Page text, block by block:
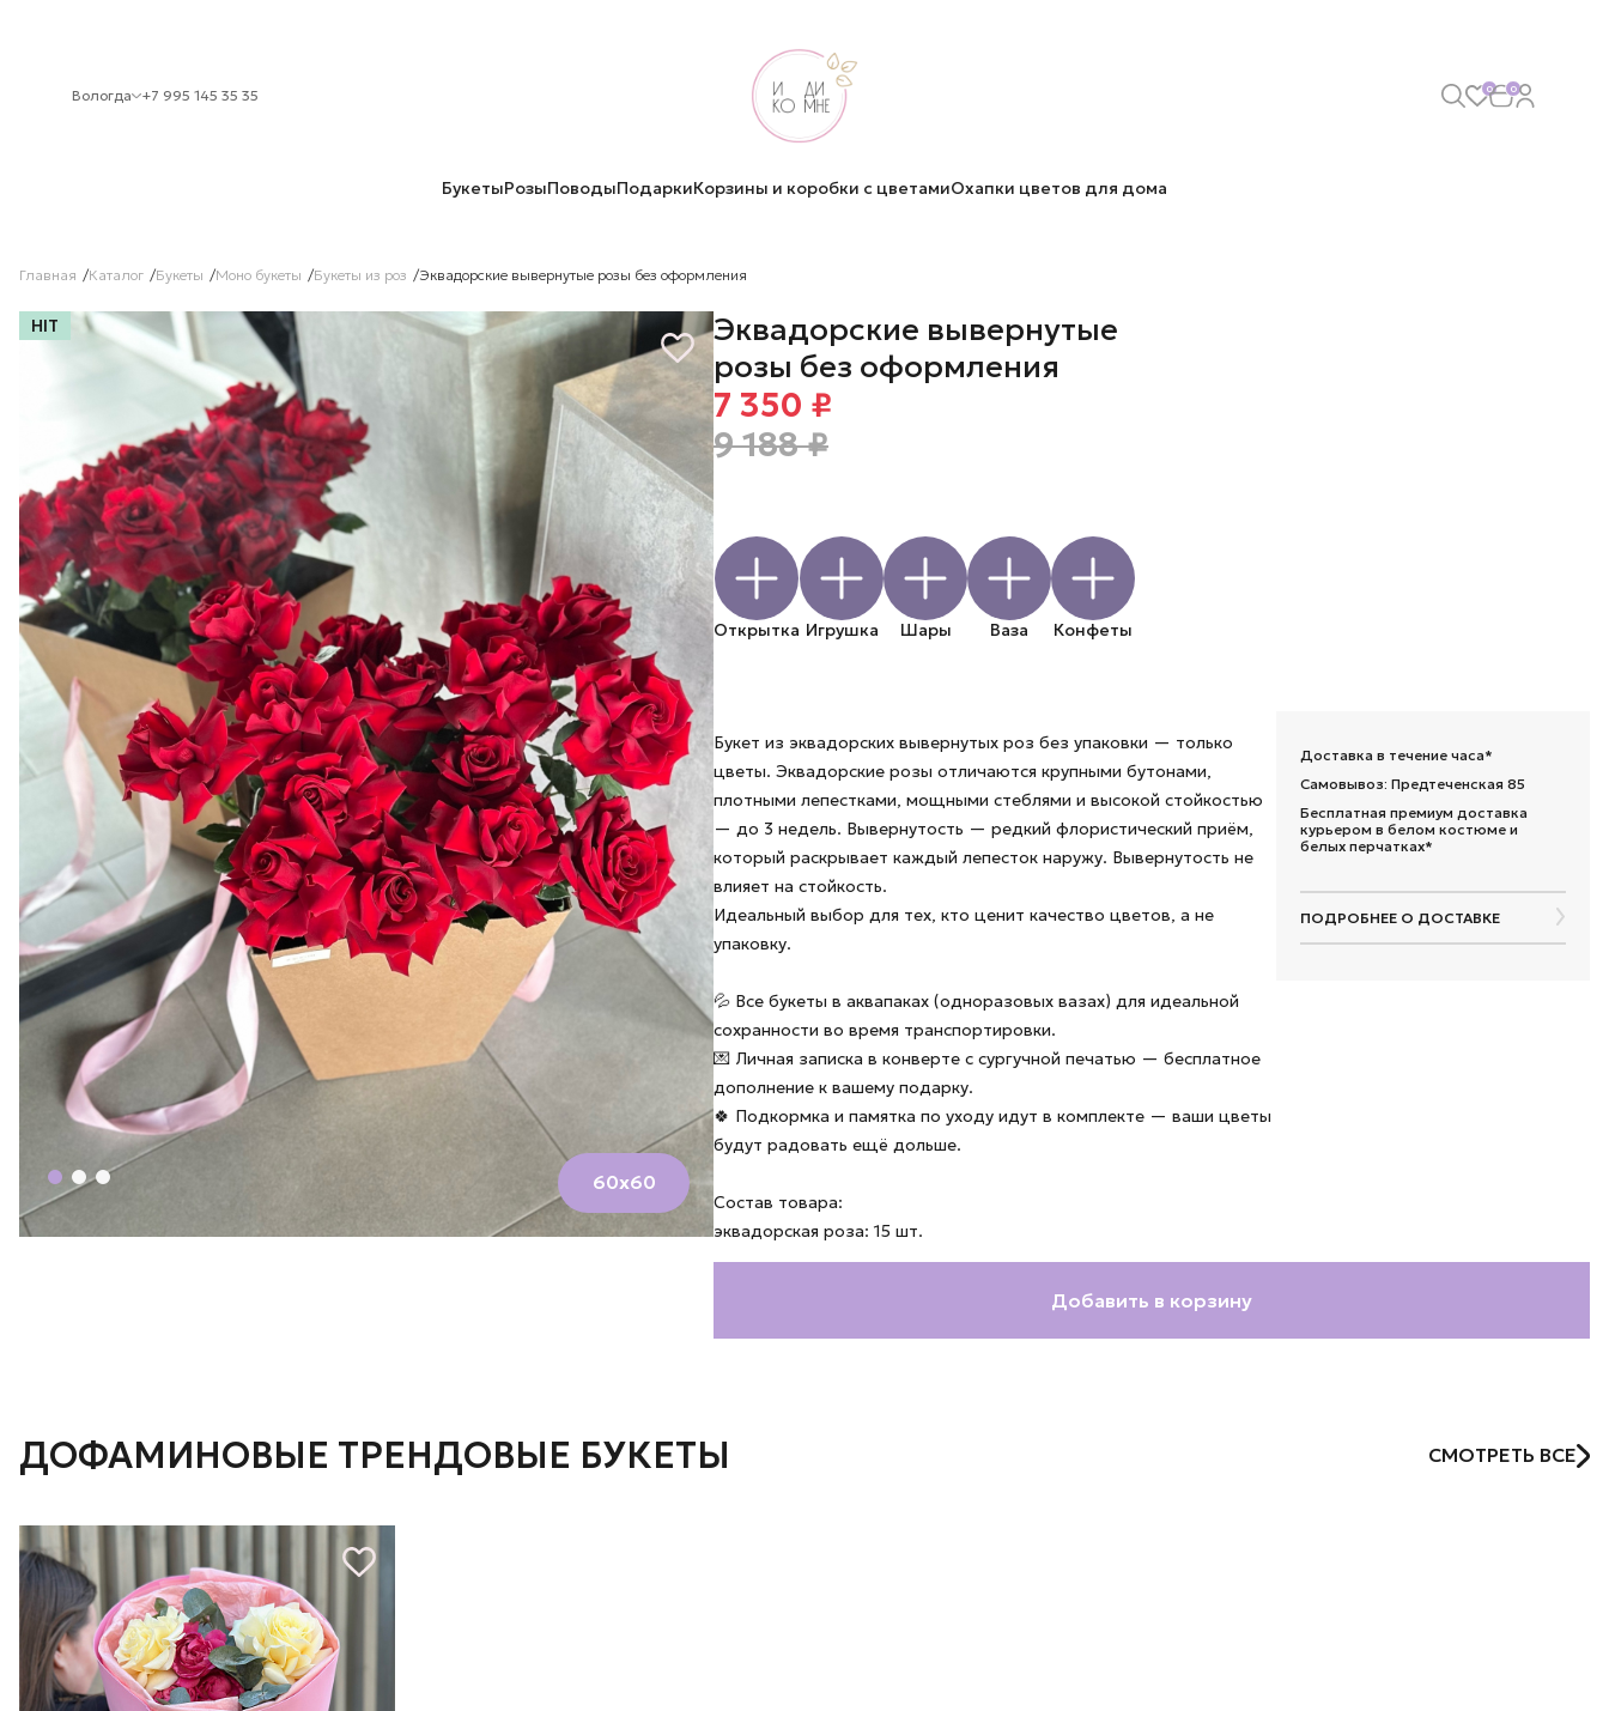
Вологда +7 995 145 35 35 0 0
БукетыРозыПоводыПодаркиКорзины и коробки с цветамиОхапки цветов для дома
Главная Каталог Букеты Моно букеты Букеты из роз Эквадорские вывернутые розы без оформления
HIT
60х60
Эквадорские вывернутые
розы без оформления
7 350 ₽
9 188 ₽
Открытка Игрушка Шары Ваза Конфеты
Букет из эквадорских вывернутых роз без упаковки — только
цветы. Эквадорские розы отличаются крупными бутонами,
плотными лепестками, мощными стеблями и высокой стойкостью
— до 3 недель. Вывернутость — редкий флористический приём,
который раскрывает каждый лепесток наружу. Вывернутость не
влияет на стойкость.
Идеальный выбор для тех, кто ценит качество цветов, а не
упаковку.
💦 Все букеты в аквапаках (одноразовых вазах) для идеальной
сохранности во время транспортировки.
💌 Личная записка в конверте с сургучной печатью — бесплатное
дополнение к вашему подарку.
🍀 Подкормка и памятка по уходу идут в комплекте — ваши цветы
будут радовать ещё дольше.
Состав товара:
эквадорская роза: 15 шт.
Доставка в течение часа*
Самовывоз: Предтеченская 85
Бесплатная премиум доставка
курьером в белом костюме и
белых перчатках*
ПОДРОБНЕЕ О ДОСТАВКЕ
Добавить в корзину
ДОФАМИНОВЫЕ ТРЕНДОВЫЕ БУКЕТЫ СМОТРЕТЬ ВСЕ